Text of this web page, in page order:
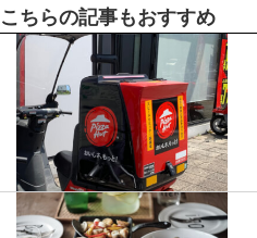
こちらの記事もおすすめ